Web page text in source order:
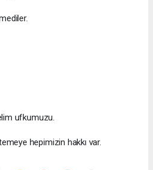
ufkumuzu.
hepimizin hakkı var.